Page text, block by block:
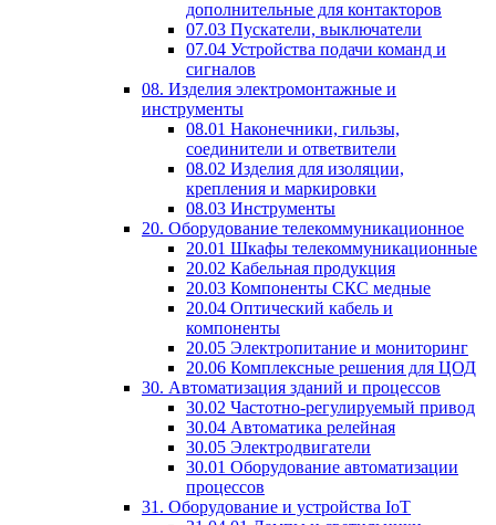
дополнительные для контакторов
07.03 Пускатели, выключатели
07.04 Устройства подачи команд и
сигналов
08. Изделия электромонтажные и
инструменты
08.01 Наконечники, гильзы,
соединители и ответвители
08.02 Изделия для изоляции,
крепления и маркировки
08.03 Инструменты
20. Оборудование телекоммуникационное
20.01 Шкафы телекоммуникационные
20.02 Кабельная продукция
20.03 Компоненты СКС медные
20.04 Оптический кабель и
компоненты
20.05 Электропитание и мониторинг
20.06 Комплексные решения для ЦОД
30. Автоматизация зданий и процессов
30.02 Частотно-регулируемый привод
30.04 Автоматика релейная
30.05 Электродвигатели
30.01 Оборудование автоматизации
процессов
31. Оборудование и устройства IoT